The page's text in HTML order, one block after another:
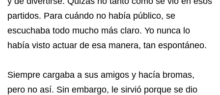
partidos. Para cuándo no había público, se
escuchaba todo mucho más claro. Yo nunca lo
había visto actuar de esa manera, tan espontáneo.
Siempre cargaba a sus amigos y hacía bromas,
pero no así. Sin embargo, le sirvió porque se dio